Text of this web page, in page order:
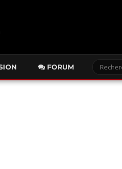
FORUM